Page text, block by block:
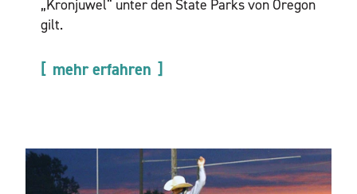
„Kronjuwel“ unter den State Parks von Oregon
gilt.
mehr erfahren